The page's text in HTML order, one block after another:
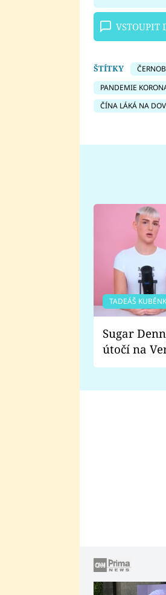
VSTOUPIT
ŠTÍTKY
PANDEMIE
ČÍNA LÁKÁ NA
TADEÁŠ
Sugar
útočí na
Proč je